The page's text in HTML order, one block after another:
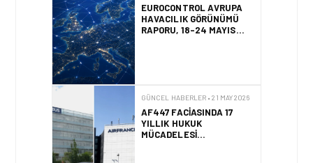
EUROCONTROL AVRUPA
HAVACILIK GÖRÜNÜMÜ
RAPORU, 18-24 MAYIS
GÜNCEL HABERLER • 21 MAY 2026
AF447 FACIASINDA 17
YILLIK HUKUK
MÜCADELESI